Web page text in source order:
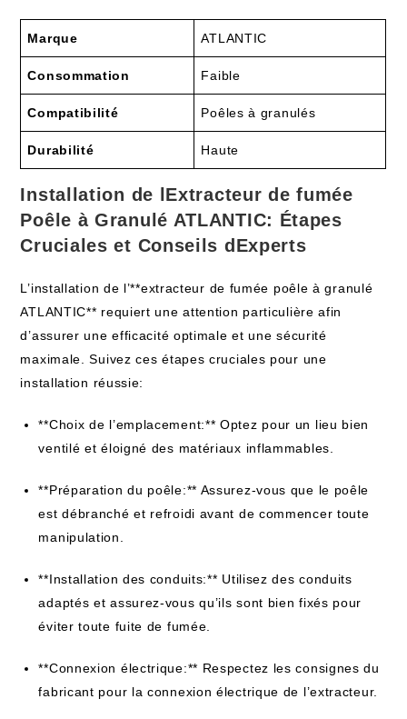
Marque ATLANTIC
Consommation Faible
Compatibilité Poêles à granulés
Durabilité Haute
Installation de lExtracteur de fumée
Poêle à Granulé ATLANTIC: Étapes
Cruciales et Conseils dExperts
L’installation de l’**extracteur de fumée poêle à granulé
ATLANTIC** requiert une attention particulière afin
d’assurer une efficacité optimale et une sécurité
maximale. Suivez ces étapes cruciales pour une
installation réussie:
**Choix de l’emplacement:** Optez pour un lieu bien
ventilé et éloigné des matériaux inflammables.
**Préparation du poêle:** Assurez-vous que le poêle
est débranché et refroidi avant de commencer toute
manipulation.
**Installation des conduits:** Utilisez des conduits
adaptés et assurez-vous qu’ils sont bien fixés pour
éviter toute fuite de fumée.
**Connexion électrique:** Respectez les consignes du
fabricant pour la connexion électrique de l’extracteur.